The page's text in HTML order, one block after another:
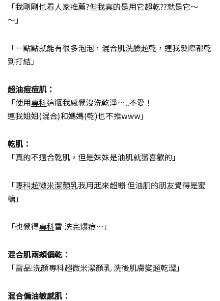
「我剛剛也看人家推薦?但我真的是用它超乾??就是它～
～」
「一點點就能有很多泡泡，混合肌洗臉超乾，連我髮際都乾
到打結」
超油痘痘肌：
「使用專科這瓶我感覺沒洗乾淨…..不愛！
連我姐姐(混合)和媽媽(乾)也不推www」
乾肌：
「真的不適合乾肌，但是妹妹是油肌就蠻喜歡的」
「專科超微米潔顏乳我用起來超繃 但油肌的朋友覺得是蜜
糖」
「也覺得專科雷 洗完爆痘…」
混合肌兩頰偏乾：
「雷品:洗顏專科超微米潔顏乳 洗後肌膚變超乾澀」
混合偏油敏感肌：